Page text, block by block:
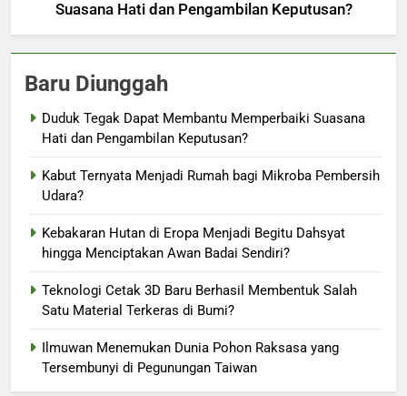
Suasana Hati dan Pengambilan Keputusan?
Baru Diunggah
Duduk Tegak Dapat Membantu Memperbaiki Suasana
Hati dan Pengambilan Keputusan?
Kabut Ternyata Menjadi Rumah bagi Mikroba Pembersih
Udara?
Kebakaran Hutan di Eropa Menjadi Begitu Dahsyat
hingga Menciptakan Awan Badai Sendiri?
Teknologi Cetak 3D Baru Berhasil Membentuk Salah
Satu Material Terkeras di Bumi?
Ilmuwan Menemukan Dunia Pohon Raksasa yang
Tersembunyi di Pegunungan Taiwan